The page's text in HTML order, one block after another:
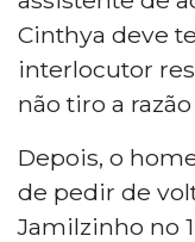
Cinthya deve
interlocutor
não tiro a
Depois, o
de pedir de
Jamilzinho no